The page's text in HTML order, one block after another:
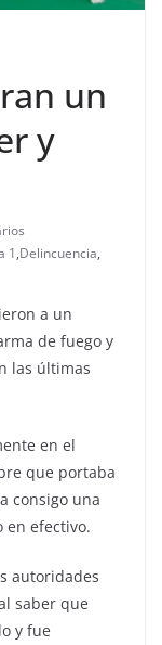
un
y
1,Delincuencia,
a un
de fuego y
las últimas
en el
que portaba
consigo una
en efectivo.
autoridades
saber que
y fue